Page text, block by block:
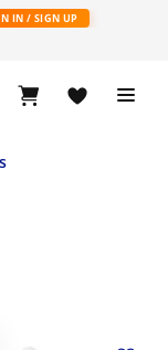
IN / SIGN UP